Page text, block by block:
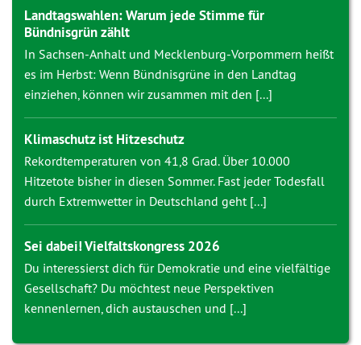
Landtagswahlen: Warum jede Stimme für
Bündnisgrün zählt
In Sachsen-Anhalt und Mecklenburg-Vorpommern heißt
es im Herbst: Wenn Bündnisgrüne in den Landtag
einziehen, können wir zusammen mit den [...]
Klimaschutz ist Hitzeschutz
Rekordtemperaturen von 41,8 Grad. Über 10.000
Hitzetote bisher in diesen Sommer. Fast jeder Todesfall
durch Extremwetter in Deutschland geht [...]
Sei dabei! Vielfaltskongress 2026
Du interessierst dich für Demokratie und eine vielfältige
Gesellschaft? Du möchtest neue Perspektiven
kennenlernen, dich austauschen und [...]